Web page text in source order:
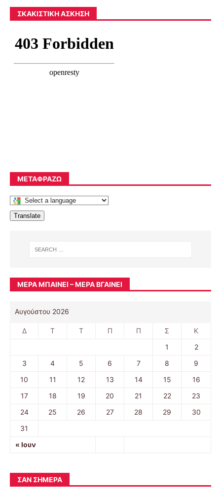
ΣΚΑΚΙΣΤΙΚΉ ΆΣΚΗΣΗ
ΜΕΤΑΦΡΆΖΩ
Translate
ΜΈΡΑ ΜΠΑΊΝΕΙ – ΜΈΡΑ ΒΓΑΊΝΕΙ
Αυγούστου 2026
Δ Τ Τ Π Π Σ Κ
« Ιουν
1
2
3
4 5 6 7 8
9
10
11 12 13 14 15
16
17
18 19 20 21 22
23
24
25 26 27 28 29
30
31
ΣΑΝ ΣΉΜΕΡΑ